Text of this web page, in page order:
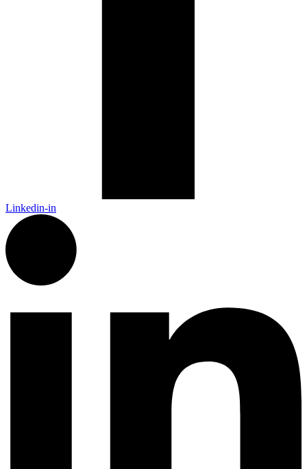
Linkedin-in